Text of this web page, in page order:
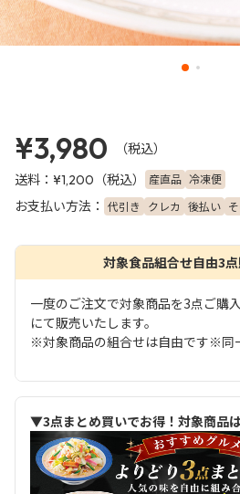
¥3,980
（税込）
送料： ¥1,200 （税込） 産直品 冷凍便
お支払い方法： 代引き クレカ 後払い
対象食品組合せ自由3
一度のご注文で対象商品を3点ご購
にて販売いたします。
※対象商品の組合せは自由です※同
▼3点まとめ買いでお得！対象商品